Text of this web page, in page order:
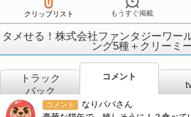
クリップリスト もうすぐ掲載
タメせる！株式会社ファンタジーワー
ング5種＋クリーミー
トラック
バック
コメント
コメント
なりパパさん